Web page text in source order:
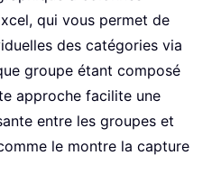
qui vous permet de
des catégories via
groupe étant composé
approche facilite une
entre les groupes et
le montre la capture